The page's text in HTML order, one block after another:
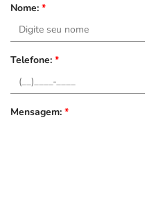
Nome: *
Telefone: *
Mensagem: *